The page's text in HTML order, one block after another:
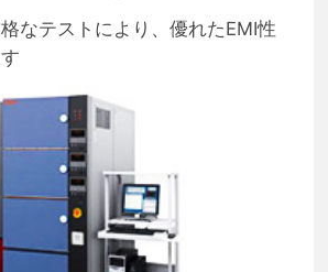
なテストにより、優れたEMI性